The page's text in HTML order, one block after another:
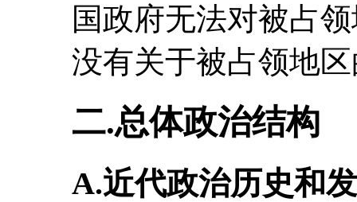
国政府无法对被占
没有关于被占领地
二.总体政治结构
A.近代政治历史和